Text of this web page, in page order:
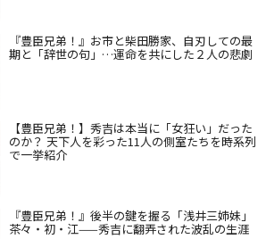
『豊臣兄弟！』お市と柴田勝家、自刃しての最
期と「辞世の句」…運命を共にした２人の悲劇
【豊臣兄弟！】秀吉は本当に「女狂い」だった
のか？ 天下人を彩った11人の側室たちを時系列
で一挙紹介
『豊臣兄弟！』後半の鍵を握る「浅井三姉妹」
茶々・初・江——秀吉に翻弄された波乱の生涯